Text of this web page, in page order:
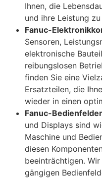
Ihnen, die
und ihre Leistung
Fanuc-
Sensoren,
elektronische
reibungslosen
finden Sie eine
Ersatzteilen, die
wieder in einen
Fanuc-
und Displays sind
Maschine und
diesen
beeinträchtigen.
gängigen